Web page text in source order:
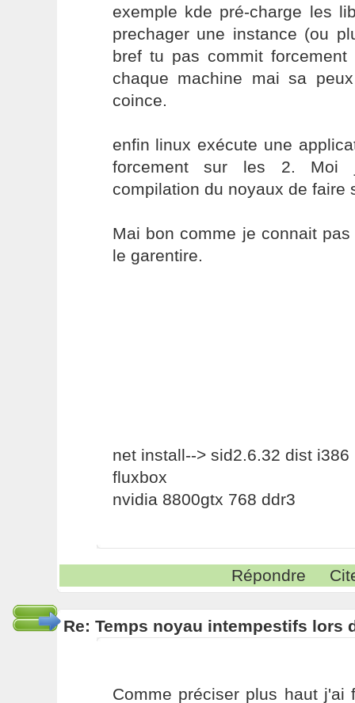
exemple kde pré-charge les
prechager une instance (ou
bref tu pas commit
chaque machine mai sa
coince.
enfin linux exécute une
forcement sur les 2. Moi
compilation du noyaux de faire
Mai bon comme je connait
le garentire.
net install--> sid2.6.32 dist i386
fluxbox
nvidia 8800gtx 768 ddr3
Répondre
Re: Temps noyau intempestifs lors
Comme préciser plus haut j'ai